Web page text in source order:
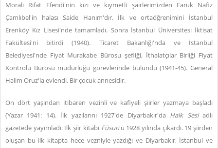
Moralı Rifat Efendi'nin kızı ve kıymetli şairlerimizden Faruk Nafiz
Çamlıbel'in halası Saide Hanım'dır. İlk ve ortaöğrenimini İstanbul
Erenköy Kız Lisesi'nde tamamladı. Sonra İstanbul Üniversitesi İktisat
Fakültesi'ni bitirdi (1940). Ticaret Bakanlığı'nda ve İstanbul
Belediyesi'nde Fiyat Murakabe Bürosu şefliği, İthalatçılar Birliği Fiyat
Kontrolü Bürosu müdürlüğü görevlerinde bulundu (1941-45). General
Halim Oruz'la evlendi. Bir çocuk annesidir.
On dört yaşından itibaren vezinli ve kafiyeli şiirler yazmaya başladı
(Yazar 1941: 14). İlk yazılarını 1927'de Diyarbakır'da Halk Sesiadlı
gazetede yayımladı. İlk şiir kitabı Füsun'u 1928 yılında çıkardı. 19 şiirden
oluşan bu ilk kitapta hece vezniyle yazdığı ve Diyarbakır, İstanbul ve